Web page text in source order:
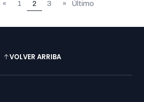
« 1 2 3 » Último
VOLVER ARRIBA